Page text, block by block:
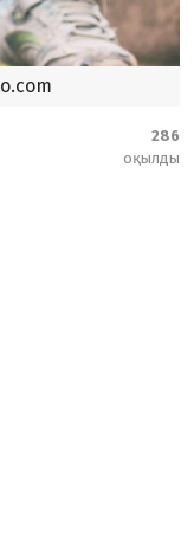
286
оқылды